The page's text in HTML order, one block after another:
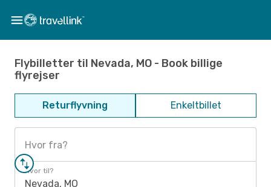
Flybilletter til Nevada, MO - Book billige
flyrejser
Returflyvning Enkeltbillet
Hvor fra?
Hvor til?
Nevada, MO